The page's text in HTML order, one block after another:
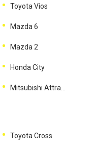
Toyota Vios
Mazda 6
Mazda 2
Honda City
Toyota Cross